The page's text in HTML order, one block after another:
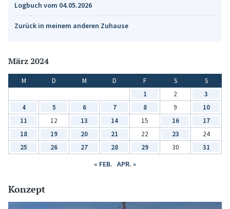
Logbuch vom 04.05.2026
Zurück in meinem anderen Zuhause
März 2024
M D M D F S
S
1
2
3
4
5 6 7 8 9
10
11
12 13 14 15 16
17
18
19 20 21 22 23
24
25
26 27 28 29 30 31
« FEB. APR. »
Konzept